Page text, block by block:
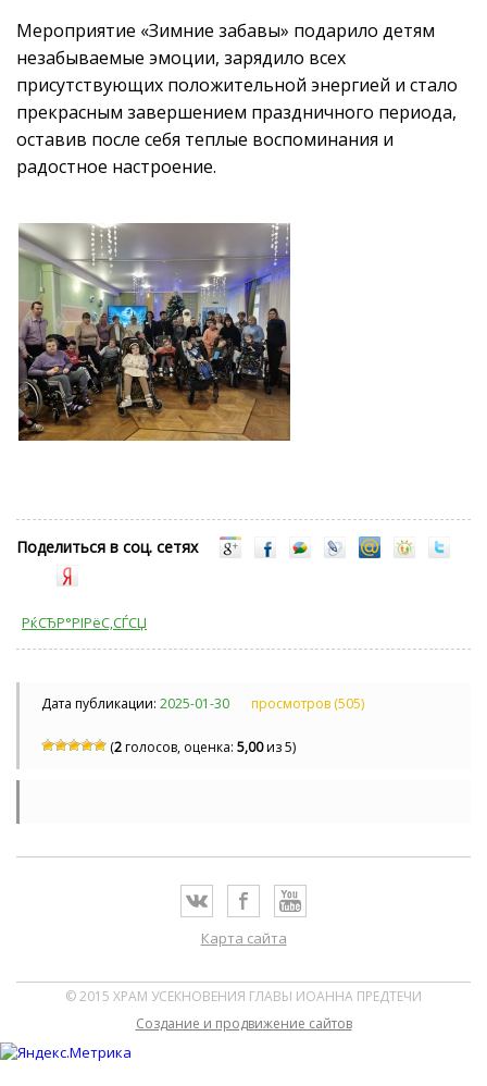
Мероприятие «Зимние забавы» подарило детям
незабываемые эмоции, зарядило всех
присутствующих положительной энергией и стало
прекрасным завершением праздничного периода,
оставив после себя теплые воспоминания и
радостное настроение.
Поделиться в соц. сетях
РќСЂР°РІРёС‚СЃСЏ
Дата публикации: 2025-01-30 просмотров (505)
(2голосов, оценка: 5,00из 5)
Карта сайта
© 2015 ХРАМ УСЕКНОВЕНИЯ ГЛАВЫ ИОАННА ПРЕДТЕЧИ
Cоздание и продвижение сайтов